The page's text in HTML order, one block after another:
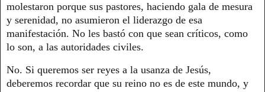
molestaron porque sus pastores, haciendo gala de mesura
y serenidad, no asumieron el liderazgo de esa
manifestación. No les bastó con que sean críticos, como
lo son, a las autoridades civiles.
No. Si queremos ser reyes a la usanza de Jesús,
deberemos recordar que su reino no es de este mundo, y